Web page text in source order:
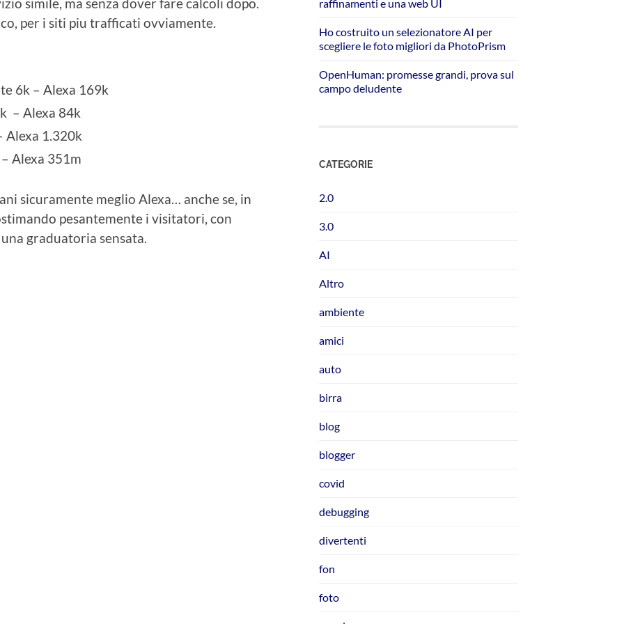
simile, ma senza dover fare calcoli dopo.
per i siti piu trafficati ovviamente.
6k – Alexa 169k
– Alexa 84k
Alexa 1.320k
Alexa 351m
sicuramente meglio Alexa… anche se, in
pesantemente i visitatori, con
graduatoria sensata.
raffinamenti e una web UI
Ho costruito un selezionatore AI per
scegliere le foto migliori da PhotoPrism
OpenHuman: promesse grandi, prova sul
campo deludente
CATEGORIE
2.0
3.0
AI
Altro
ambiente
amici
auto
birra
blog
blogger
covid
debugging
divertenti
fon
foto